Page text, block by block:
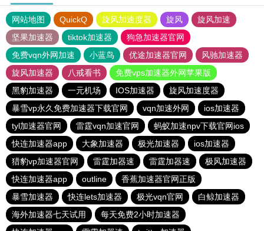
网站地图 QuickQ 旋风加速度器 旋风
旋风加速
坚果加速器
tiktok加速器
狗急加速器官网
免费vqn外网加速
小蓝鸟 优途加速器官网
风驰加速器
旋风加速器
八戒看书
免费vps加速器外网苹果版
黑豹加速器
一元机场 IOS加速器
旋风加速度器
暴雪vp永久免费加速器下载官网
vqn加速外网
ios加速器
tyl加速器官网
雷霆vqn加速官网
蚂蚁加速npv下载官网ios
快连加速器app
大象加速器 极光加速器
ios加速器
猎豹vp加速器官网
雷霆加器速 雷霆加器速
极风加速器
快连加速器app
outline
香蕉加速器官网正版
暴雪加速器
快连lets加速器 极光vqn官网
白鲸加速器
海外加速器七天试用
每天免费2小时加速器